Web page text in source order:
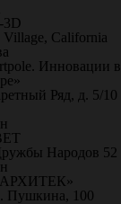
3D
Village, California
Инновации в
Ряд, д. 5/10
Народов 52
Пушкина, 100